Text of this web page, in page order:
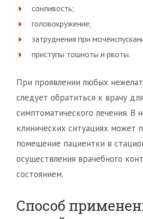
сонливость;
головокружение;
затруднения при
приступы тошноты и рвоты.
При проявлении любых
следует обратиться к врачу
симптоматического лечения. В
клинических ситуациях может
помещение пациентки в
осуществления врачебного
состоянием.
Способ